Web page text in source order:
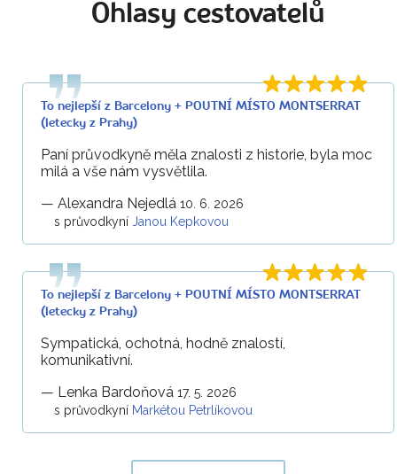
Ohlasy cestovatelů
To nejlepší z Barcelony + POUTNÍ MÍSTO MONTSERRAT
(letecky z Prahy)
Paní průvodkyně měla znalosti z historie, byla moc
milá a vše nám vysvětlila.
— Alexandra Nejedlá 10. 6. 2026
s průvodkyní Janou Kepkovou
To nejlepší z Barcelony + POUTNÍ MÍSTO MONTSERRAT
(letecky z Prahy)
Sympatická, ochotná, hodně znalostí,
komunikativní.
— Lenka Bardoňová 17. 5. 2026
s průvodkyní Markétou Petrlíkovou